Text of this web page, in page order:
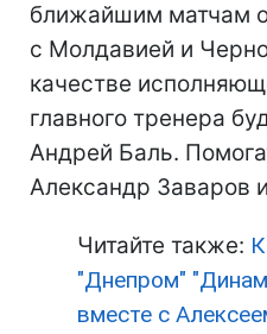
ближайшим матчам
с Молдавией и
качестве
главного тренера
Андрей Баль.
Александр Заваров
Читайте также:
"Днепром"
вместе с